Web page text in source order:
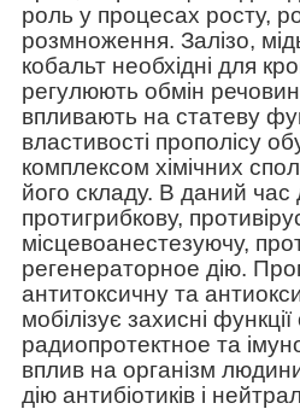
роль у процесах росту,
розмноження. Залізо,
кобальт необхідні для
регулюють обмін
впливають на статеву
властивості прополісу
комплексом хімічних
його складу. В даний час
протигрибкову,
місцевоанестезуючу,
регенераторное дію.
антитоксичну та
мобілізує захисні
радиопротектное та
вплив на організм
дію антибіотиків і